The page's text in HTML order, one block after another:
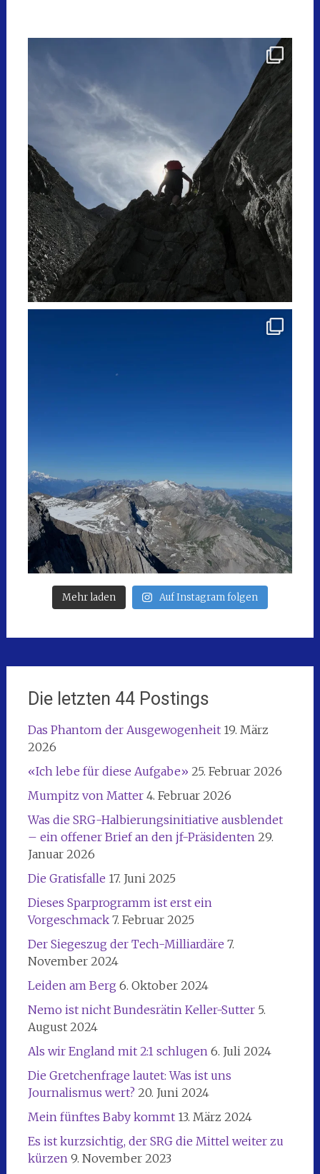
Mehr laden Auf Instagram folgen
Die letzten 44 Postings
Das Phantom der Ausgewogenheit 19. März
2026
«Ich lebe für diese Aufgabe» 25. Februar 2026
Mumpitz von Matter 4. Februar 2026
Was die SRG-Halbierungsinitiative ausblendet
– ein offener Brief an den jf-Präsidenten 29.
Januar 2026
Die Gratisfalle 17. Juni 2025
Dieses Sparprogramm ist erst ein
Vorgeschmack 7. Februar 2025
Der Siegeszug der Tech-Milliardäre 7.
November 2024
Leiden am Berg 6. Oktober 2024
Nemo ist nicht Bundesrätin Keller-Sutter 5.
August 2024
Als wir England mit 2:1 schlugen 6. Juli 2024
Die Gretchenfrage lautet: Was ist uns
Journalismus wert? 20. Juni 2024
Mein fünftes Baby kommt 13. März 2024
Es ist kurzsichtig, der SRG die Mittel weiter zu
kürzen 9. November 2023